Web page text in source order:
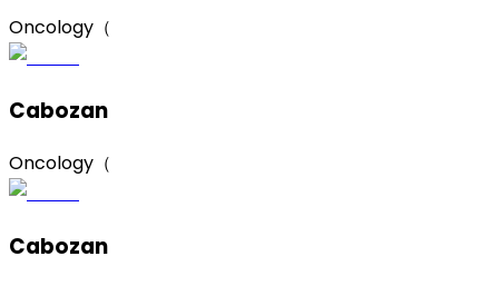
Oncology（肿瘤）
Cabozantinib Hydrochloride（盐酸卡博替尼）
Oncology（肿瘤）
Cabozantinib S‑Malate（苹果酸卡博替尼）